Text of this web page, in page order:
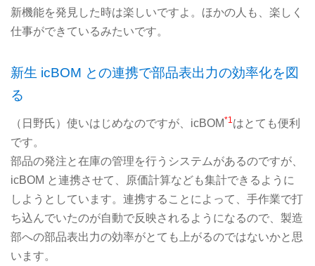
新機能を発見した時は楽しいですよ。ほかの人も、楽しく
仕事ができているみたいです。
新生 icBOM との連携で部品表出力の効率化を図
る
（日野氏）使いはじめなのですが、icBOM*1はとても便利
です。
部品の発注と在庫の管理を行うシステムがあるのですが、
icBOM と連携させて、原価計算なども集計できるように
しようとしています。連携することによって、手作業で打
ち込んでいたのが自動で反映されるようになるので、製造
部への部品表出力の効率がとても上がるのではないかと思
います。